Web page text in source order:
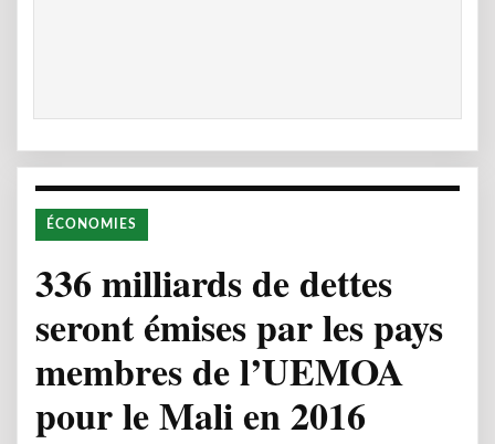
ÉCONOMIES
336 milliards de dettes
seront émises par les pays
membres de l’UEMOA
pour le Mali en 2016